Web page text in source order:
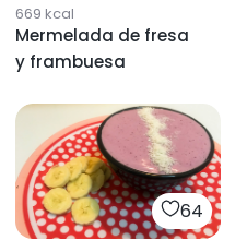
669 kcal
Mermelada de fresa
y frambuesa
64